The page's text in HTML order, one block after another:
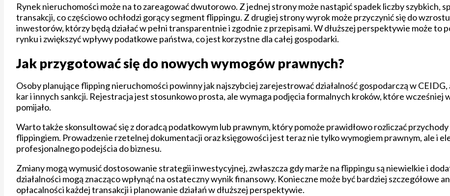
Rynek nieruchomości może na to zareagować dwutorowo. Z jednej strony może nastąpić spadek liczby szybkich,
transakcji, co częściowo ochłodzi gorący segment flippingu. Z drugiej strony wyrok może przyczynić się do
inwestorów, którzy będą działać w pełni transparentnie i zgodnie z przepisami. W dłuższej perspektywie może to
rynku i zwiększyć wpływy podatkowe państwa, co jest korzystne dla całej gospodarki.
Jak przygotować się do nowych wymogów prawnych?
Osoby planujące flipping nieruchomości powinny jak najszybciej zarejestrować działalność gospodarczą w CEIDG,
kar i innych sankcji. Rejestracja jest stosunkowo prosta, ale wymaga podjęcia formalnych kroków, które wcześniej
pomijało.
Warto także skonsultować się z doradcą podatkowym lub prawnym, który pomoże prawidłowo rozliczać przychody
flippingiem. Prowadzenie rzetelnej dokumentacji oraz księgowości jest teraz nie tylko wymogiem prawnym, ale i
profesjonalnego podejścia do biznesu.
Zmiany mogą wymusić dostosowanie strategii inwestycyjnej, zwłaszcza gdy marże na flippingu są niewielkie i
działalności mogą znacząco wpłynąć na ostateczny wynik finansowy. Konieczne może być bardziej szczegółowe
opłacalności każdej transakcji i planowanie działań w dłuższej perspektywie.